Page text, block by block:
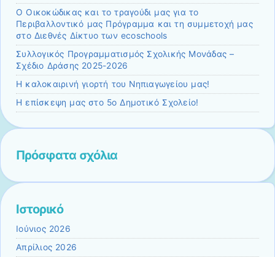
Ο Οικοκώδικας και το τραγούδι μας για το
Περιβαλλοντικό μας Πρόγραμμα και τη συμμετοχή μας
στο Διεθνές Δίκτυο των ecoschools
Συλλογικός Προγραμματισμός Σχολικής Μονάδας –
Σχέδιο Δράσης 2025-2026
Η καλοκαιρινή γιορτή του Νηπιαγωγείου μας!
Η επίσκεψη μας στο 5ο Δημοτικό Σχολείο!
Πρόσφατα σχόλια
Ιστορικό
Ιούνιος 2026
Απρίλιος 2026